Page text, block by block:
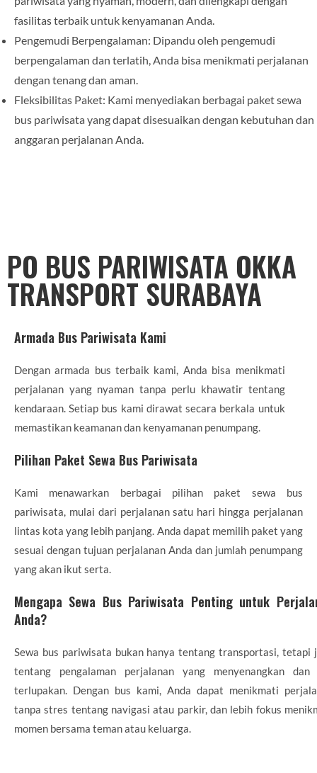
fasilitas terbaik untuk kenyamanan Anda.
Pengemudi Berpengalaman: Dipandu oleh pengemudi
berpengalaman dan terlatih, Anda bisa menikmati perjalanan
dengan tenang dan aman.
Fleksibilitas Paket: Kami menyediakan berbagai paket sewa
bus pariwisata yang dapat disesuaikan dengan kebutuhan dan
anggaran perjalanan Anda.
PO BUS PARIWISATA OKKA
TRANSPORT SURABAYA
Armada Bus Pariwisata Kami
Dengan armada bus terbaik kami, Anda bisa menikmati
perjalanan yang nyaman tanpa perlu khawatir tentang
kendaraan. Setiap bus kami dirawat secara berkala untuk
memastikan keamanan dan kenyamanan penumpang.
Pilihan Paket Sewa Bus Pariwisata
Kami menawarkan berbagai pilihan paket sewa bus
pariwisata, mulai dari perjalanan satu hari hingga perjalanan
lintas kota yang lebih panjang. Anda dapat memilih paket yang
sesuai dengan tujuan perjalanan Anda dan jumlah penumpang
yang akan ikut serta.
Mengapa Sewa Bus Pariwisata Penting untuk
Anda?
Sewa bus pariwisata bukan hanya tentang transportasi, tetapi
tentang pengalaman perjalanan yang menyenangkan
terlupakan. Dengan bus kami, Anda dapat menikmati
tanpa stres tentang navigasi atau parkir, dan lebih fokus
momen bersama teman atau keluarga.